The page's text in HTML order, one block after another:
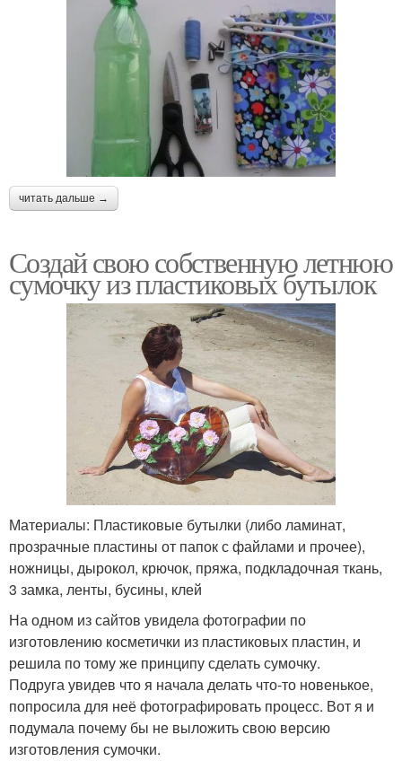
читать дальше →
Создай свою собственную летнюю
сумочку из пластиковых бутылок
Материалы: Пластиковые бутылки (либо ламинат,
прозрачные пластины от папок с файлами и прочее),
ножницы, дырокол, крючок, пряжа, подкладочная ткань,
3 замка, ленты, бусины, клей
На одном из сайтов увидела фотографии по
изготовлению косметички из пластиковых пластин, и
решила по тому же принципу сделать сумочку.
Подруга увидев что я начала делать что-то новенькое,
попросила для неё фотографировать процесс. Вот я и
подумала почему бы не выложить свою версию
изготовления сумочки.